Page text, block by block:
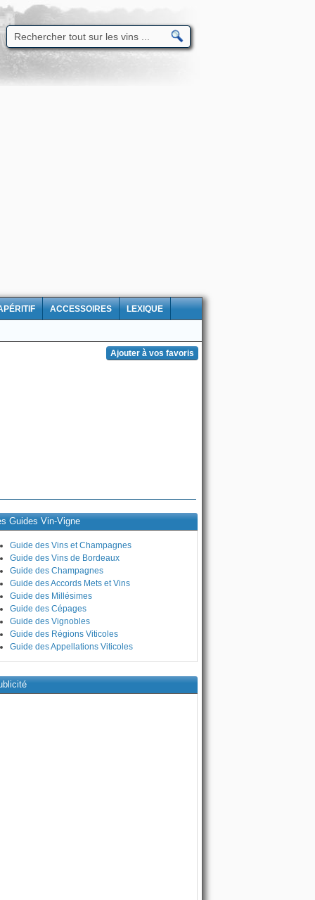
ACCESSOIRES LEXIQUE
Guides Vin-Vigne
Guide des Vins et Champagnes
Guide des Vins de Bordeaux
Guide des Champagnes
Guide des Accords Mets et Vins
Guide des Millésimes
Guide des Cépages
Guide des Vignobles
Guide des Régions Viticoles
Guide des Appellations Viticoles